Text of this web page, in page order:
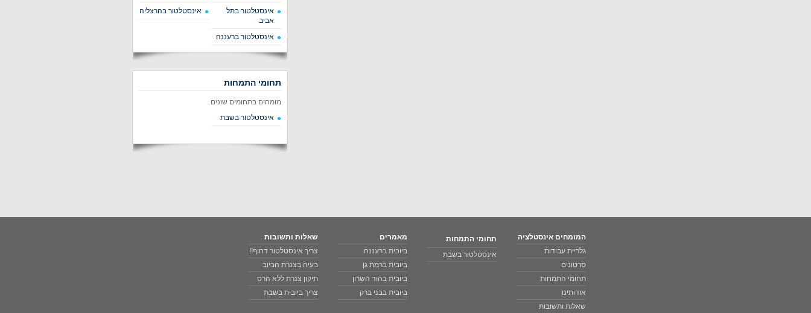
אינסטלטור בתל
אביב
אינסטלטור בהרצליה
אינסטלטור ברעננה
תחומי התמחות
מומחים בתחומים שונים
אינסטלטור בשבת
המומחים אינסטלציה
גלריית עבודות
סרטונים
תחומי התמחות
אודותינו
שאלות ותשובות
תחומי התמחות
אינסטלטור בשבת
מאמרים
ביובית ברעננה
ביובית ברמת גן
ביובית בהוד השרון
ביובית בבני ברק
שאלות ותשובות
צריך אינסטלטור דחוף!!
בעיה בצנרת הביוב
תיקון צנרת ללא הרס
צריך ביובית בשבת